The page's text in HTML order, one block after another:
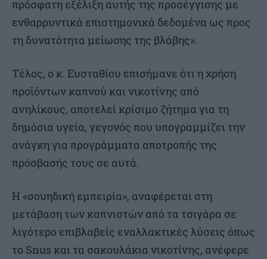
πρόσφατη εξέλιξη αυτής της προσέγγισης με
ενθαρρυντικά επιστημονικά δεδομένα ως προς
τη δυνατότητα μείωσης της βλάβης».
Τέλος, ο κ. Ευσταθίου επισήμανε ότι η χρήση
προϊόντων καπνού και νικοτίνης από
ανηλίκους, αποτελεί κρίσιμο ζήτημα για τη
δημόσια υγεία, γεγονός που υπογραμμίζει την
ανάγκη για προγράμματα αποτροπής της
πρόσβασής τους σε αυτά.
Η «σουηδική εμπειρία», αναφέρεται στη
μετάβαση των καπνιστών από τα τσιγάρα σε
λιγότερο επιβλαβείς εναλλακτικές λύσεις όπως
το Snus και τα σακουλάκια νικοτίνης, ανέφερε